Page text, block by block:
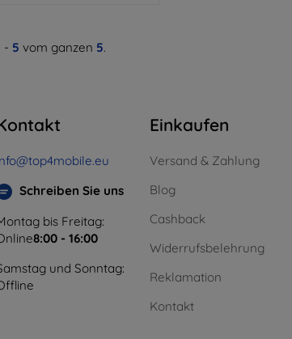
- 5 vom ganzen 5.
Schreiben Sie uns
bis Freitag:
8:00 - 16:00
und Sonntag:
Einkaufen
Versand & Zahlung
Blog
Cashback
Widerrufsbelehrung
Reklamation
Kontakt